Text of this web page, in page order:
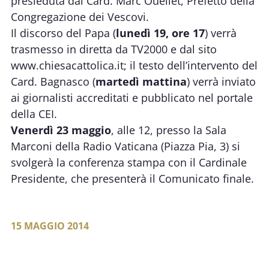
Congregazione dei Vescovi.
Il discorso del Papa (lunedì 19, ore 17) verrà
trasmesso in diretta da TV2000 e dal sito
www.chiesacattolica.it; il testo dell’intervento del
Card. Bagnasco (martedì mattina) verrà inviato
ai giornalisti accreditati e pubblicato nel portale
della CEI.
Venerdì 23 maggio, alle 12, presso la Sala
Marconi della Radio Vaticana (Piazza Pia, 3) si
svolgerà la conferenza stampa con il Cardinale
Presidente, che presenterà il Comunicato finale.
15 MAGGIO 2014